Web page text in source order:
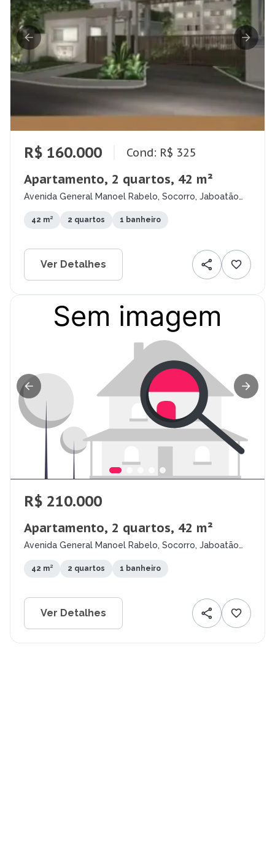
R$ 160.000 Cond: R$ 325
Apartamento, 2 quartos, 42 m²
Avenida General Manoel Rabelo, Socorro, Jaboatão
42 m² 2 quartos 1 banheiro
Ver Detalhes
R$ 210.000
Apartamento, 2 quartos, 42 m²
Avenida General Manoel Rabelo, Socorro, Jaboatão
42 m² 2 quartos 1 banheiro
Ver Detalhes